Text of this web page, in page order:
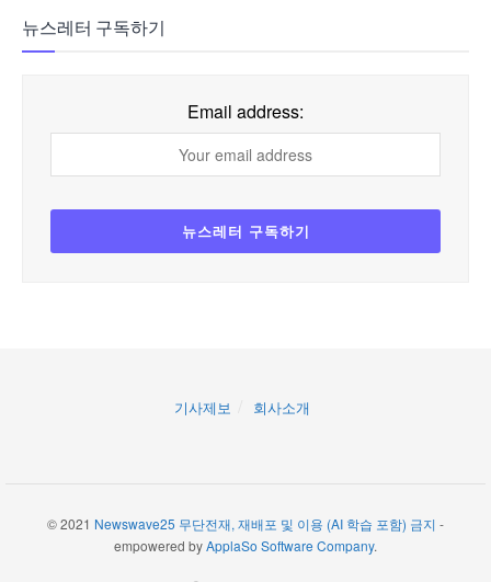
뉴스레터 구독하기
Email address:
기사제보 회사소개
© 2021 Newswave25 무단전재, 재배포 및 이용 (AI 학습 포함) 금지 -
empowered byApplaSo Software Company.